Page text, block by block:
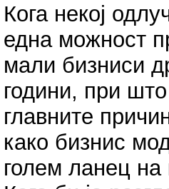
Кога некој
една можност
мали бизниси
години, при
главните
како бизнис
голем ланец на